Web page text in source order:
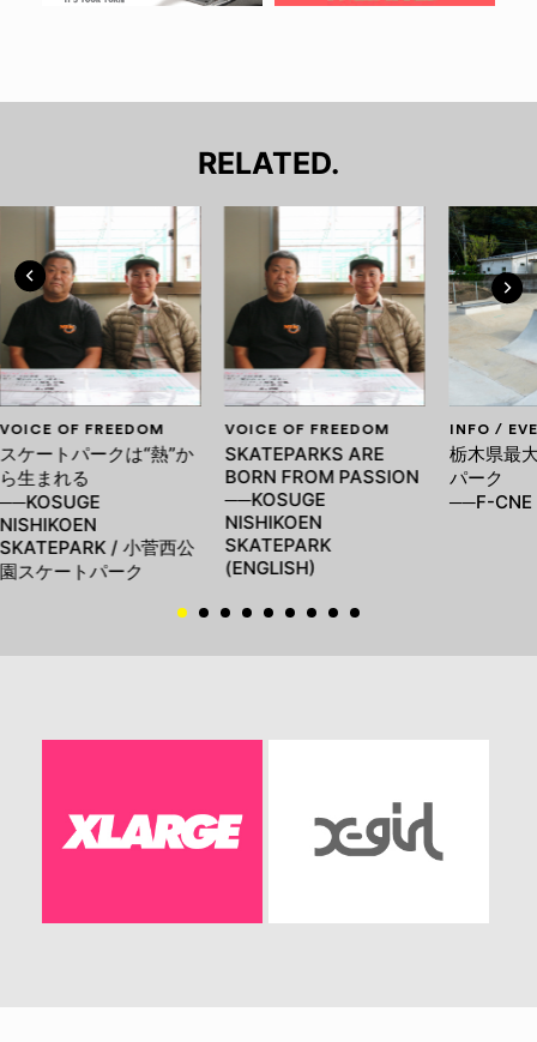
RELATED.
VOICE OF FREEDOM
スケートパークは“熱”か
ら生まれる
──KOSUGE
NISHIKOEN
SKATEPARK / 小菅西公
園スケートパーク
VOICE OF FREEDOM
SKATEPARKS ARE
BORN FROM PASSION
──KOSUGE
NISHIKOEN
SKATEPARK
(ENGLISH)
INFO /
栃木県最
パーク
──F-CNE